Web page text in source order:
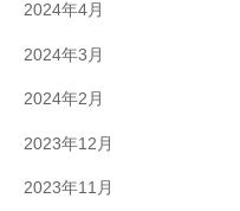
2024年4月
2024年3月
2024年2月
2023年12月
2023年11月